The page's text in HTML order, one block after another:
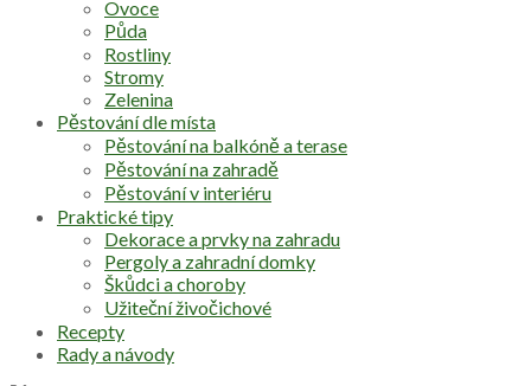
Ovoce
Půda
Rostliny
Stromy
Zelenina
Pěstování dle místa
Pěstování na balkóně a terase
Pěstování na zahradě
Pěstování v interiéru
Praktické tipy
Dekorace a prvky na zahradu
Pergoly a zahradní domky
Škůdci a choroby
Užiteční živočichové
Recepty
Rady a návody